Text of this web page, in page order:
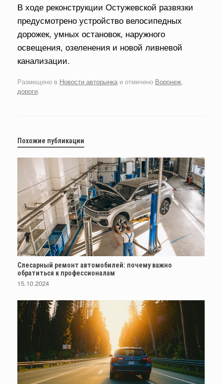
В ходе реконструкции Остужевской развязки
предусмотрено устройство велосипедных
дорожек, умных остановок, наружного
освещения, озеленения и новой ливневой
канализации.
Размещено в Новости авторынка и отмечено Воронеж,
дороги.
Похожие публикации
Слесарный ремонт автомобилей: почему важно
обратиться к профессионалам
15.10.2024